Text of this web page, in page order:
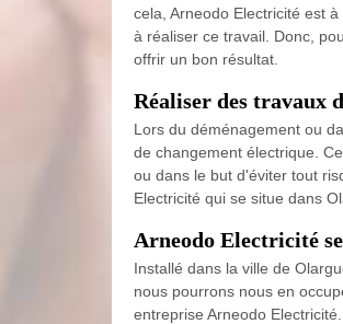
cela, Arneodo Electricité est
à réaliser ce travail. Donc,
offrir un bon résultat.
Réaliser des travaux
Lors du déménagement ou
de changement électrique.
ou dans le but d'éviter tout
Electricité qui se situe dans
Arneodo Electricité
Installé dans la ville de
nous pourrons nous en
entreprise Arneodo